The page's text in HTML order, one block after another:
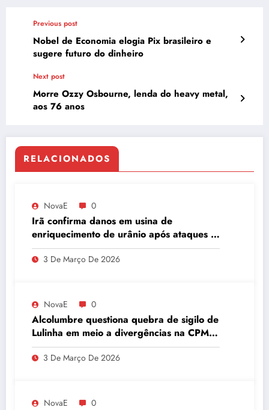
Previous post
Nobel de Economia elogia Pix brasileiro e
sugere futuro do dinheiro
Next post
Morre Ozzy Osbourne, lenda do heavy metal,
aos 76 anos
RELACIONADOS
NovaE 0
Irã confirma danos em usina de
enriquecimento de urânio após ataques e
embaixador evita detalhes sobre
quantidade de urânio enriquecido
3 De Março De 2026
NovaE 0
Alcolumbre questiona quebra de sigilo de
Lulinha em meio a divergências na CPMI
do INSS
3 De Março De 2026
NovaE 0